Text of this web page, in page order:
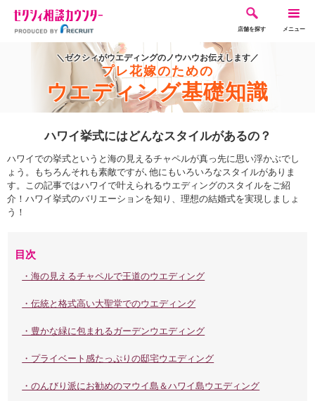
店舗を探す メニュー
＼ゼクシィがウエディングのノウハウお伝えします／
プレ花嫁のための
ウエディング基礎知識
ハワイ挙式にはどんなスタイルがあるの？
ハワイでの挙式というと海の見えるチャペルが真っ先に思い浮かぶでし
ょう。もちろんそれも素敵ですが､他にもいろいろなスタイルがありま
す。この記事ではハワイで叶えられるウエディングのスタイルをご紹
介！ハワイ挙式のバリエーションを知り、理想の結婚式を実現しましょ
う！
目次
・海の見えるチャペルで王道のウエディング
・伝統と格式高い大聖堂でのウエディング
・豊かな緑に包まれるガーデンウエディング
・プライベート感たっぷりの邸宅ウエディング
・のんびり派にお勧めのマウイ島＆ハワイ島ウエディング